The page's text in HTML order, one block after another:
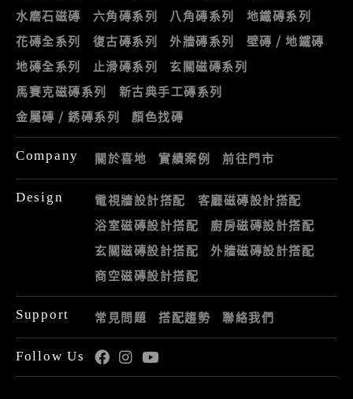
水磨石磁磚
六角磚系列 八角磚系列
地鐵磚系列
花磚全系列
復古磚系列 外牆磚系列
壁磚 / 地鐵磚
地磚全系列
止滑磚系列
玄關磁磚系列
馬賽克磁磚系列
新古典手工磚系列
金屬磚 / 銹磚系列
顏色找磚
Company 關於喜地 實績案例 前往門市
Design 電視牆設計搭配
客廳磁磚設計搭配
浴室磁磚設計搭配
廚房磁磚設計搭配
玄關磁磚設計搭配
外牆磁磚設計搭配
商空磁磚設計搭配
Support 常見問題 搭配趨勢 聯絡我們
Follow Us